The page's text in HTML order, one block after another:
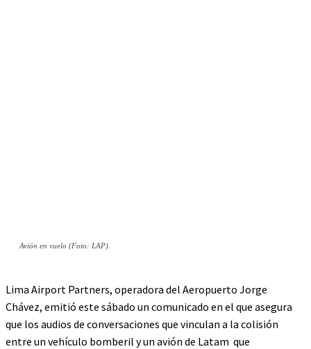
Avión en vuelo (Foto: LAP).
Lima Airport Partners, operadora del Aeropuerto Jorge
Chávez, emitió este sábado un comunicado en el que asegura
que los audios de conversaciones que vinculan a la colisión
entre un vehículo bomberil y un avión de Latam que